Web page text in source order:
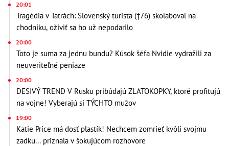
20:01
Tragédia v Tatrách: Slovenský turista (†76) skolaboval na
chodníku, oživiť sa ho už nepodarilo
20:00
Toto je suma za jednu bundu? Kúsok šéfa Nvidie vydražili za
neuveriteľné peniaze
20:00
DESIVÝ TREND V Rusku pribúdajú ZLATOKOPKY, ktoré profitujú
na vojne! Vyberajú si TÝCHTO mužov
19:00
Katie Price má dosť plastík! Nechcem zomrieť kvôli svojmu
zadku... priznala v šokujúcom rozhovore